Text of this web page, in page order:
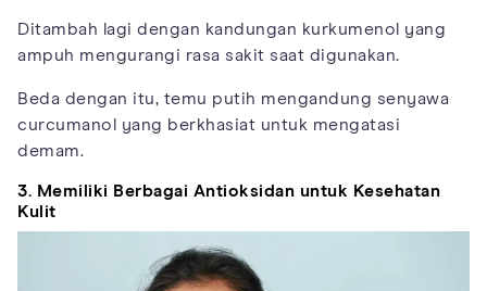
Ditambah lagi dengan kandungan kurkumenol yang
ampuh mengurangi rasa sakit saat digunakan.
Beda dengan itu, temu putih mengandung senyawa
curcumanol yang berkhasiat untuk mengatasi
demam.
3. Memiliki Berbagai Antioksidan untuk Kesehatan
Kulit